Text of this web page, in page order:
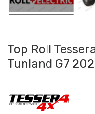
Top Roll
Tunland G7